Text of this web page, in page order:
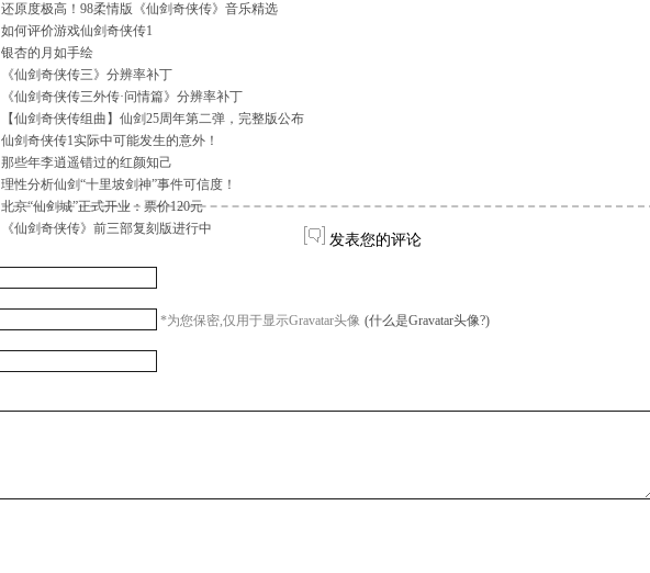
还原度极高！98柔情版《仙剑奇侠传》音乐精选
如何评价游戏仙剑奇侠传1
银杏的月如手绘
《仙剑奇侠传三》分辨率补丁
《仙剑奇侠传三外传·问情篇》分辨率补丁
【仙剑奇侠传组曲】仙剑25周年第二弹，完整版公布
仙剑奇侠传1实际中可能发生的意外！
那些年李逍遥错过的红颜知己
理性分析仙剑“十里坡剑神”事件可信度！
北京“仙剑城”正式开业：票价120元
《仙剑奇侠传》前三部复刻版进行中
发表您的评论
*为您保密,仅用于显示Gravatar头像 (什么是Gravatar头像?)